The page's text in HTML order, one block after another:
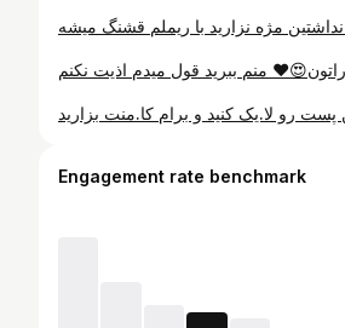
Engagement rate benchmark